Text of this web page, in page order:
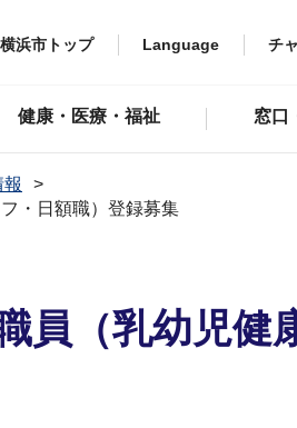
横浜市トップ Language チ
健康・医療・福祉 窓口
・日額職）登録募集
員（乳幼児健